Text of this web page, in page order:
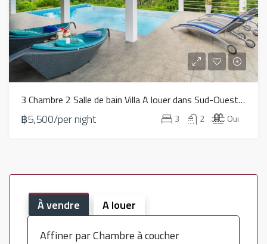
3 Chambre 2 Salle de bain Villa A louer dans Sud-Ouest – HV0055
฿5,500/per night 3 2 Oui
À vendre
A louer
Affiner par Chambre à coucher